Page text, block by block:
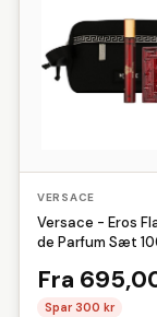
Shimano
Teva
Vetcur
Musik
Telt
Wirelås
VERSACE
Versace - Eros
de Parfum Sæt
Fra
Spar 300 kr